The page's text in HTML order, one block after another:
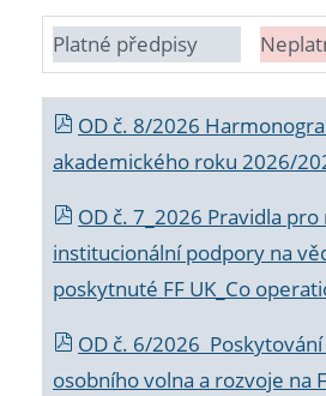
Platné předpisy
OD č. 8/2026
akademického roku 2026/
OD č. 7_2026 Pravidla
institucionální podpory na
poskytnuté FF UK_Co
OD č. 6/2026
osobního volna a rozvoje na